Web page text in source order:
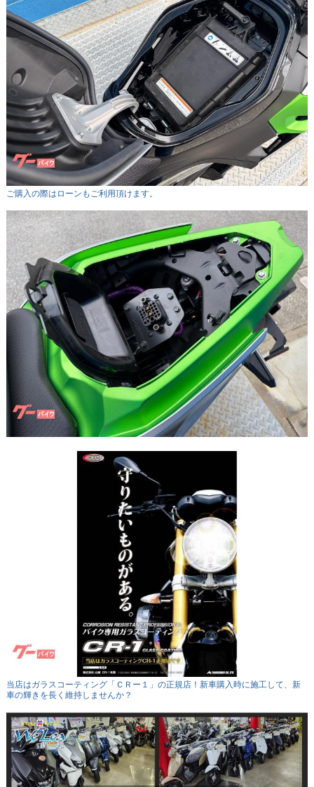
ご購入の際はローンもご利用頂けます。
当店はガラスコーティング「ＣＲー１」の正規店！新車購入時に施工して、新
車の輝きを長く維持しませんか？